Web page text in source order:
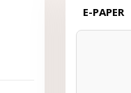
E-PAPER